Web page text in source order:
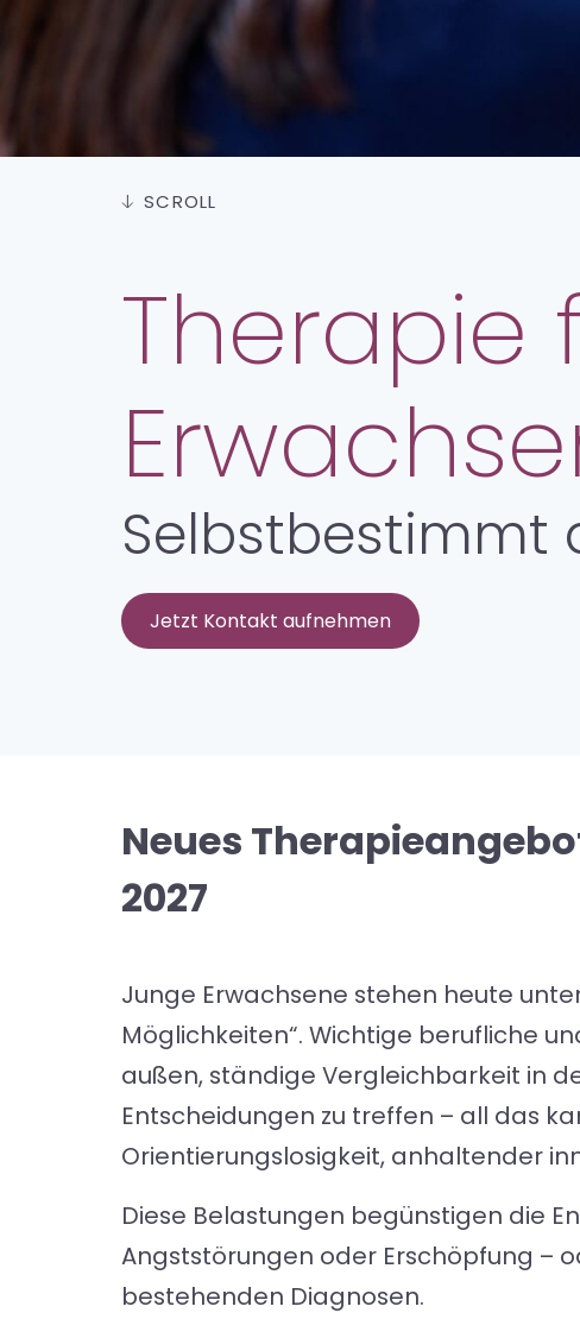
SCROLL
Therapie
Selbstbestimmt
Jetzt Kontakt aufnehmen
Neues
2027
Junge Erwachsene stehen heute
Möglichkeiten“. Wichtige berufliche
außen, ständige Vergleichbarkeit in
Entscheidungen zu treffen – all das
Orientierungslosigkeit, anhaltender
Diese Belastungen begünstigen die
Angststörungen oder Erschöpfung –
bestehenden Diagnosen.